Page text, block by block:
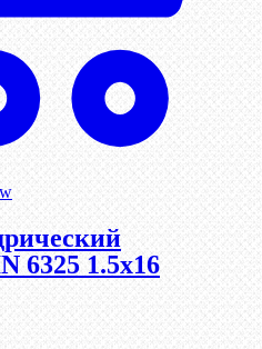
6325 1.5х16